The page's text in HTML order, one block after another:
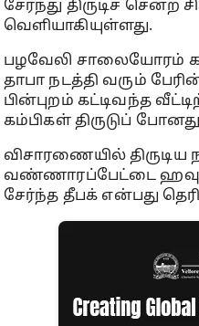
சேர்ந்து திருடிச் சென்ற
வெளியாகியுள்ளது.
பழவேலி சாலையோரம்
தாபா நடத்தி வரும்
பின்புறம் கட்டிவந்த
கம்பிகள் திருடுப்
விசாரணையில்
வண்ணாரப்பேட்டை
சேர்ந்த தீபக் என்பது